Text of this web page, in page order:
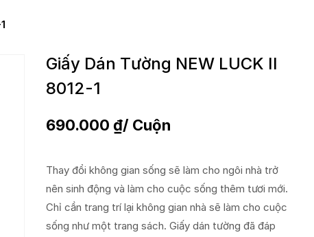
Giấy Dán Tường NEW LUCK II
8012-1
690.000 ₫/ Cuộn
Thay đổi không gian sống sẽ làm cho ngôi nhà trở
nên sinh động và làm cho cuộc sống thêm tươi mới.
Chỉ cần trang trí lại không gian nhà sẽ làm cho cuộc
sống như một trang sách. Giấy dán tường đã đáp